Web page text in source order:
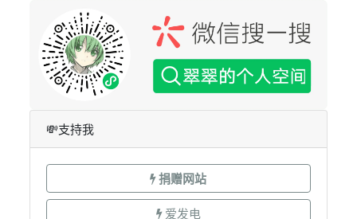
💸支持我
捐赠网站
爱发电